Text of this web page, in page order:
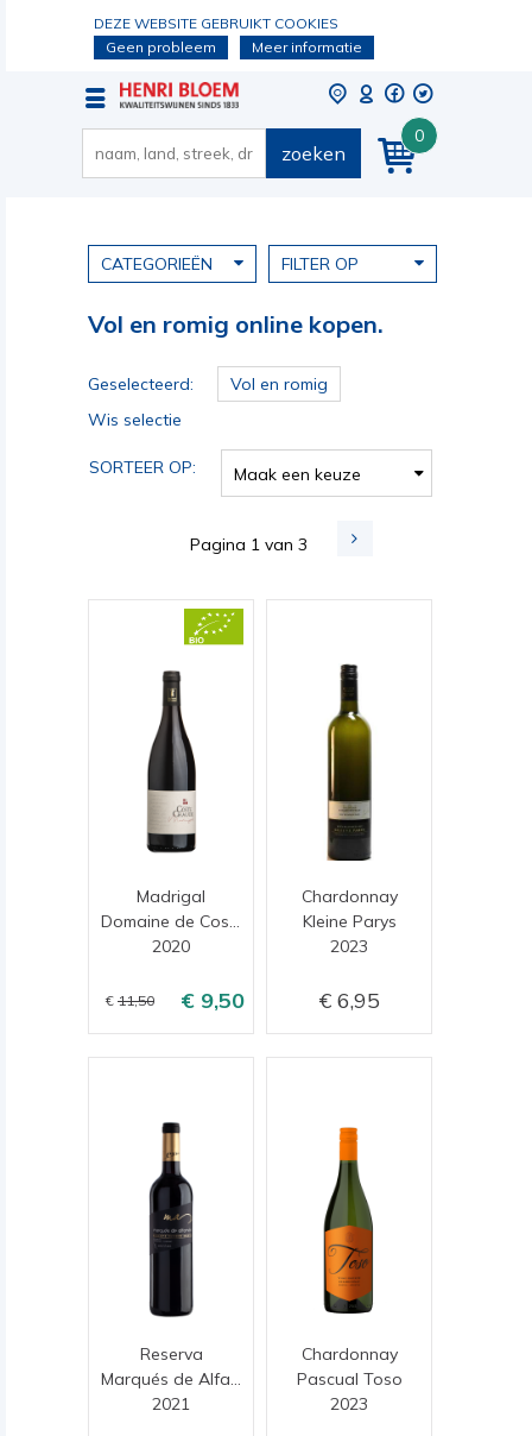
DEZE WEBSITE GEBRUIKT COOKIES
Geen probleem
Meer informatie
0
zoeken
CATEGORIEËN FILTER OP
Vol en romig online kopen.
Geselecteerd:
Vol en romig
Wis selectie
SORTEER OP: Maak een keuze
Pagina 1 van 3
Madrigal
2020
11,50 9,50
Chardonnay
Kleine Parys
2023
6,95
Reserva
2021
Chardonnay
Pascual Toso
2023